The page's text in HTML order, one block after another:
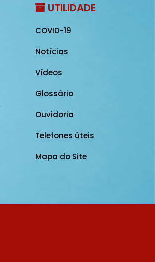
UTILIDADE
COVID-19
Notícias
Vídeos
Glossário
Ouvidoria
Telefones úteis
Mapa do Site